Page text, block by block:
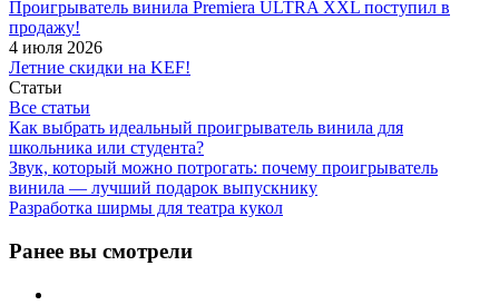
Проигрыватель винила Premiera ULTRA XXL поступил в
продажу!
4 июля 2026
Летние скидки на KEF!
Статьи
Все статьи
Как выбрать идеальный проигрыватель винила для
школьника или студента?
Звук, который можно потрогать: почему проигрыватель
винила — лучший подарок выпускнику
Разработка ширмы для театра кукол
Ранее вы смотрели